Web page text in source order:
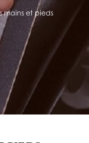
mains et pieds